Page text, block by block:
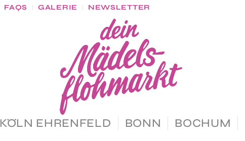
FAQS GALERIE NEWSLETTER
KÖLN EHRENFELD BONN BOCHUM